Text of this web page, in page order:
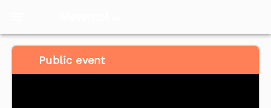
Public event